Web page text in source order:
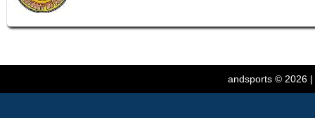
andsports © 2026 |